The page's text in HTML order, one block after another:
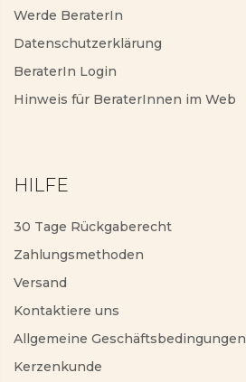
Werde BeraterIn
Datenschutzerklärung
BeraterIn Login
Hinweis für BeraterInnen im Web
HILFE
30 Tage Rückgaberecht
Zahlungsmethoden
Versand
Kontaktiere uns
Allgemeine Geschäftsbedingungen
Kerzenkunde